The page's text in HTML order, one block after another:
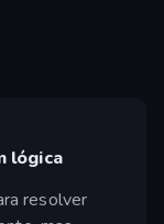
lógica
resolver